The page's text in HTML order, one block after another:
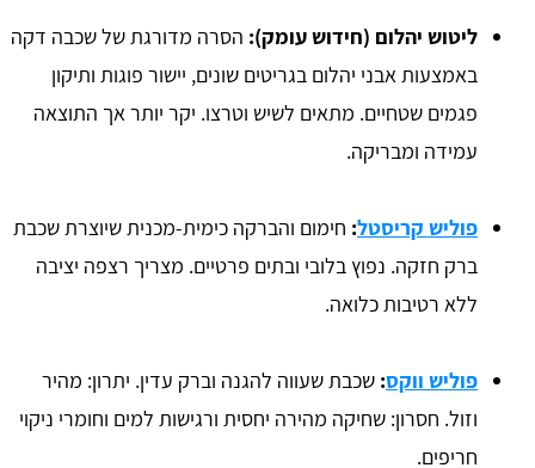
ליטוש יהלום (חידוש עומק): הסרה מדורגת של שכבה דקה
באמצעות אבני יהלום בגריטים שונים, יישור פוגות ותיקון
פגמים שטחיים. מתאים לשיש וטרצו. יקר יותר אך התוצאה
עמידה ומבריקה.
פוליש קריסטל: חימום והברקה כימית-מכנית שיוצרת שכבת
ברק חזקה. נפוץ בלובי ובתים פרטיים. מצריך רצפה יציבה
ללא רטיבות כלואה.
פוליש ווקס: שכבת שעווה להגנה וברק עדין. יתרון: מהיר
וזול. חסרון: שחיקה מהירה יחסית ורגישות למים וחומרי ניקוי
חריפים.